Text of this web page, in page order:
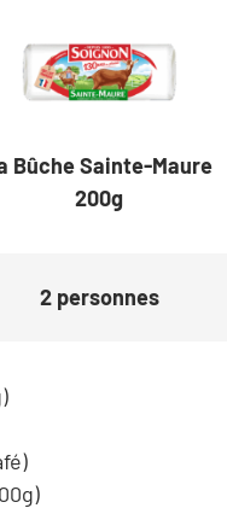
Bûche Sainte-Maure
200g
2personnes